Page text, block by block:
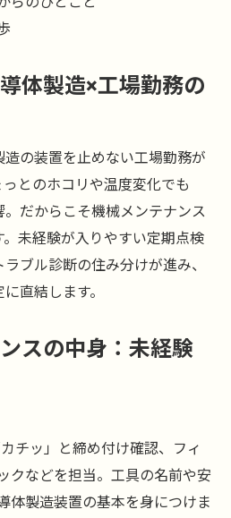
体製造×工場勤務の
の装置を止めない工場勤務が
とのホコリや温度変化でも
。だからこそ機械メンテナンス
未経験が入りやすい定期点検
ブル診断の住み分けが進み、
直結します。
スの中身：未経験
チッ」と締め付け確認、フィ
クなどを担当。工具の名前や安
体製造装置の基本を身につけま